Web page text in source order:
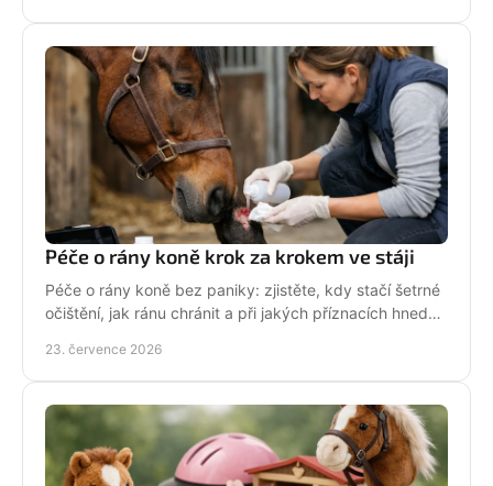
Péče o rány koně krok za krokem ve stáji
Péče o rány koně bez paniky: zjistěte, kdy stačí šetrné
očištění, jak ránu chránit a při jakých příznacích hned
23. července 2026